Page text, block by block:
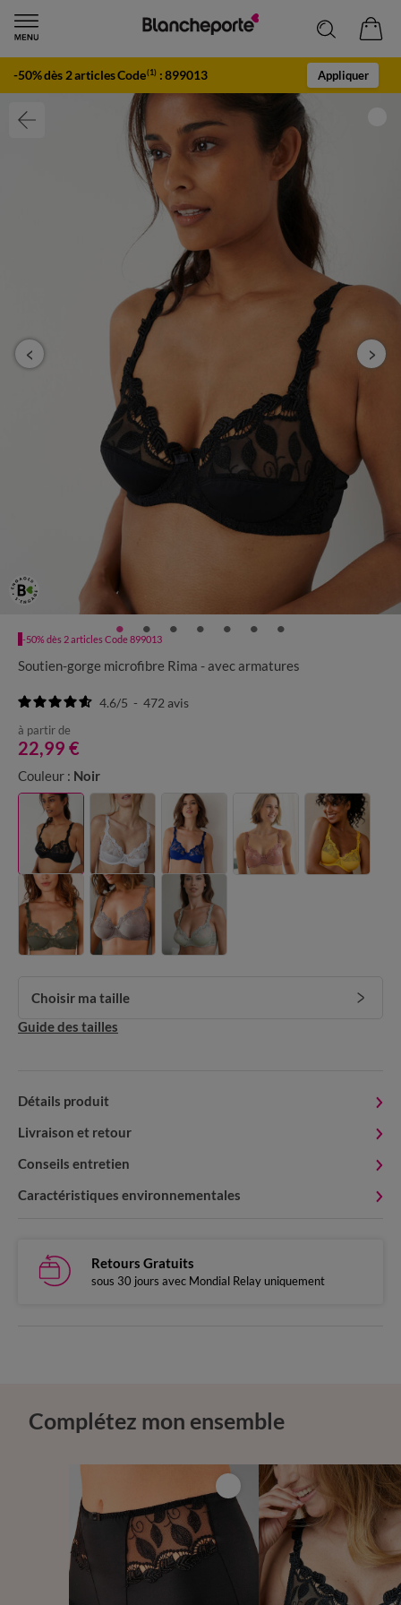
-50% dès 2 articles Code(1) :899013 Appliquer
-50% dès 2 articles Code 899013
Soutien-gorge microfibre Rima - avec armatures
4.6/5 - 472 avis
à partir de
22,99 €
Couleur : Noir
Choisir ma taille
Guide des tailles
Détails produit
Livraison et retour
Conseils entretien
Caractéristiques environnementales
Retours Gratuits
sous 30 jours avec Mondial Relay uniquement
Complétez mon ensemble